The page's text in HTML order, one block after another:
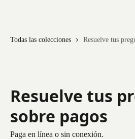
Todas las colecciones Resuelve tus
Resuelve tus
sobre pagos
Paga en línea o sin conexión.